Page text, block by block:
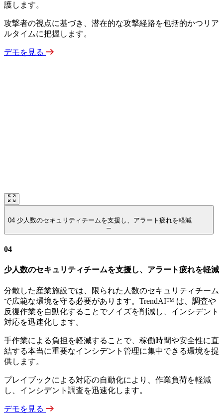
護します。
攻撃者の視点に基づき、潜在的な攻撃経路を包括的かつリア
ルタイムに把握します。
デモを見る
04 少人数のセキュリティチームを支援し、アラート疲れを軽減
04
少人数のセキュリティチームを支援し、アラート疲れを軽減
分散した産業施設では、限られた人数のセキュリティチーム
で広範な環境を守る必要があります。TrendAI™ は、調査や
反復作業を自動化することでノイズを削減し、インシデント
対応を迅速化します。
手作業による負担を軽減することで、稼働時間や安全性に直
結する本当に重要なインシデント管理に集中できる環境を提
供します。
プレイブックによる対応の自動化により、作業負荷を軽減
し、インシデント調査を迅速化します。
デモを見る